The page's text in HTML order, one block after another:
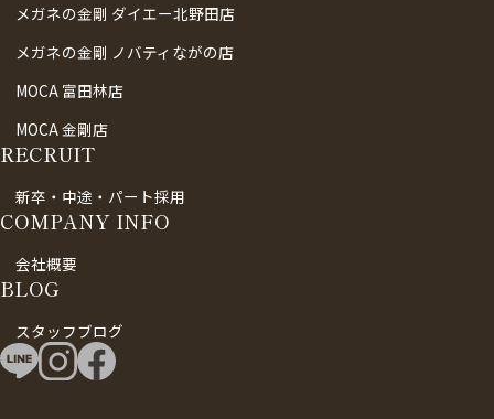
メガネの金剛 ダイエー北野田店
メガネの金剛 ノバティながの店
MOCA 富田林店
MOCA 金剛店
RECRUIT
新卒・中途・パート採用
COMPANY INFO
会社概要
BLOG
スタッフブログ